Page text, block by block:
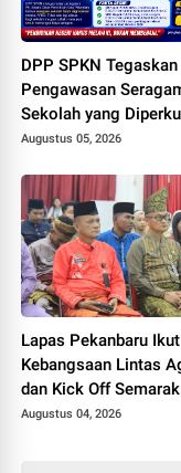
DPP SPKN Tegaskan
Pengawasan
Sekolah yang
Peryataan Plt.
Digratiskan
Augustus 05, 2026
Lapas Pekanbaru
Kebangsaan Lintas
dan Kick Off
ke-81 Kemerdekaan RI
Augustus 04, 2026